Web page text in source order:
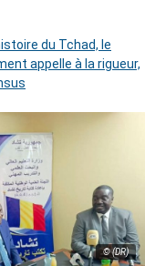
du Tchad, le
appelle à la rigueur,
© (DR)